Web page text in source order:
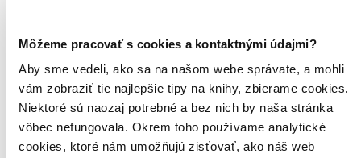
Môžeme pracovať s cookies a kontaktnými údajmi?
Aby sme vedeli, ako sa na našom webe správate, a mohli
vám zobraziť tie najlepšie tipy na knihy, zbierame cookies.
Niektoré sú naozaj potrebné a bez nich by naša stránka
vôbec nefungovala. Okrem toho používame analytické
cookies, ktoré nám umožňujú zisťovať, ako náš web